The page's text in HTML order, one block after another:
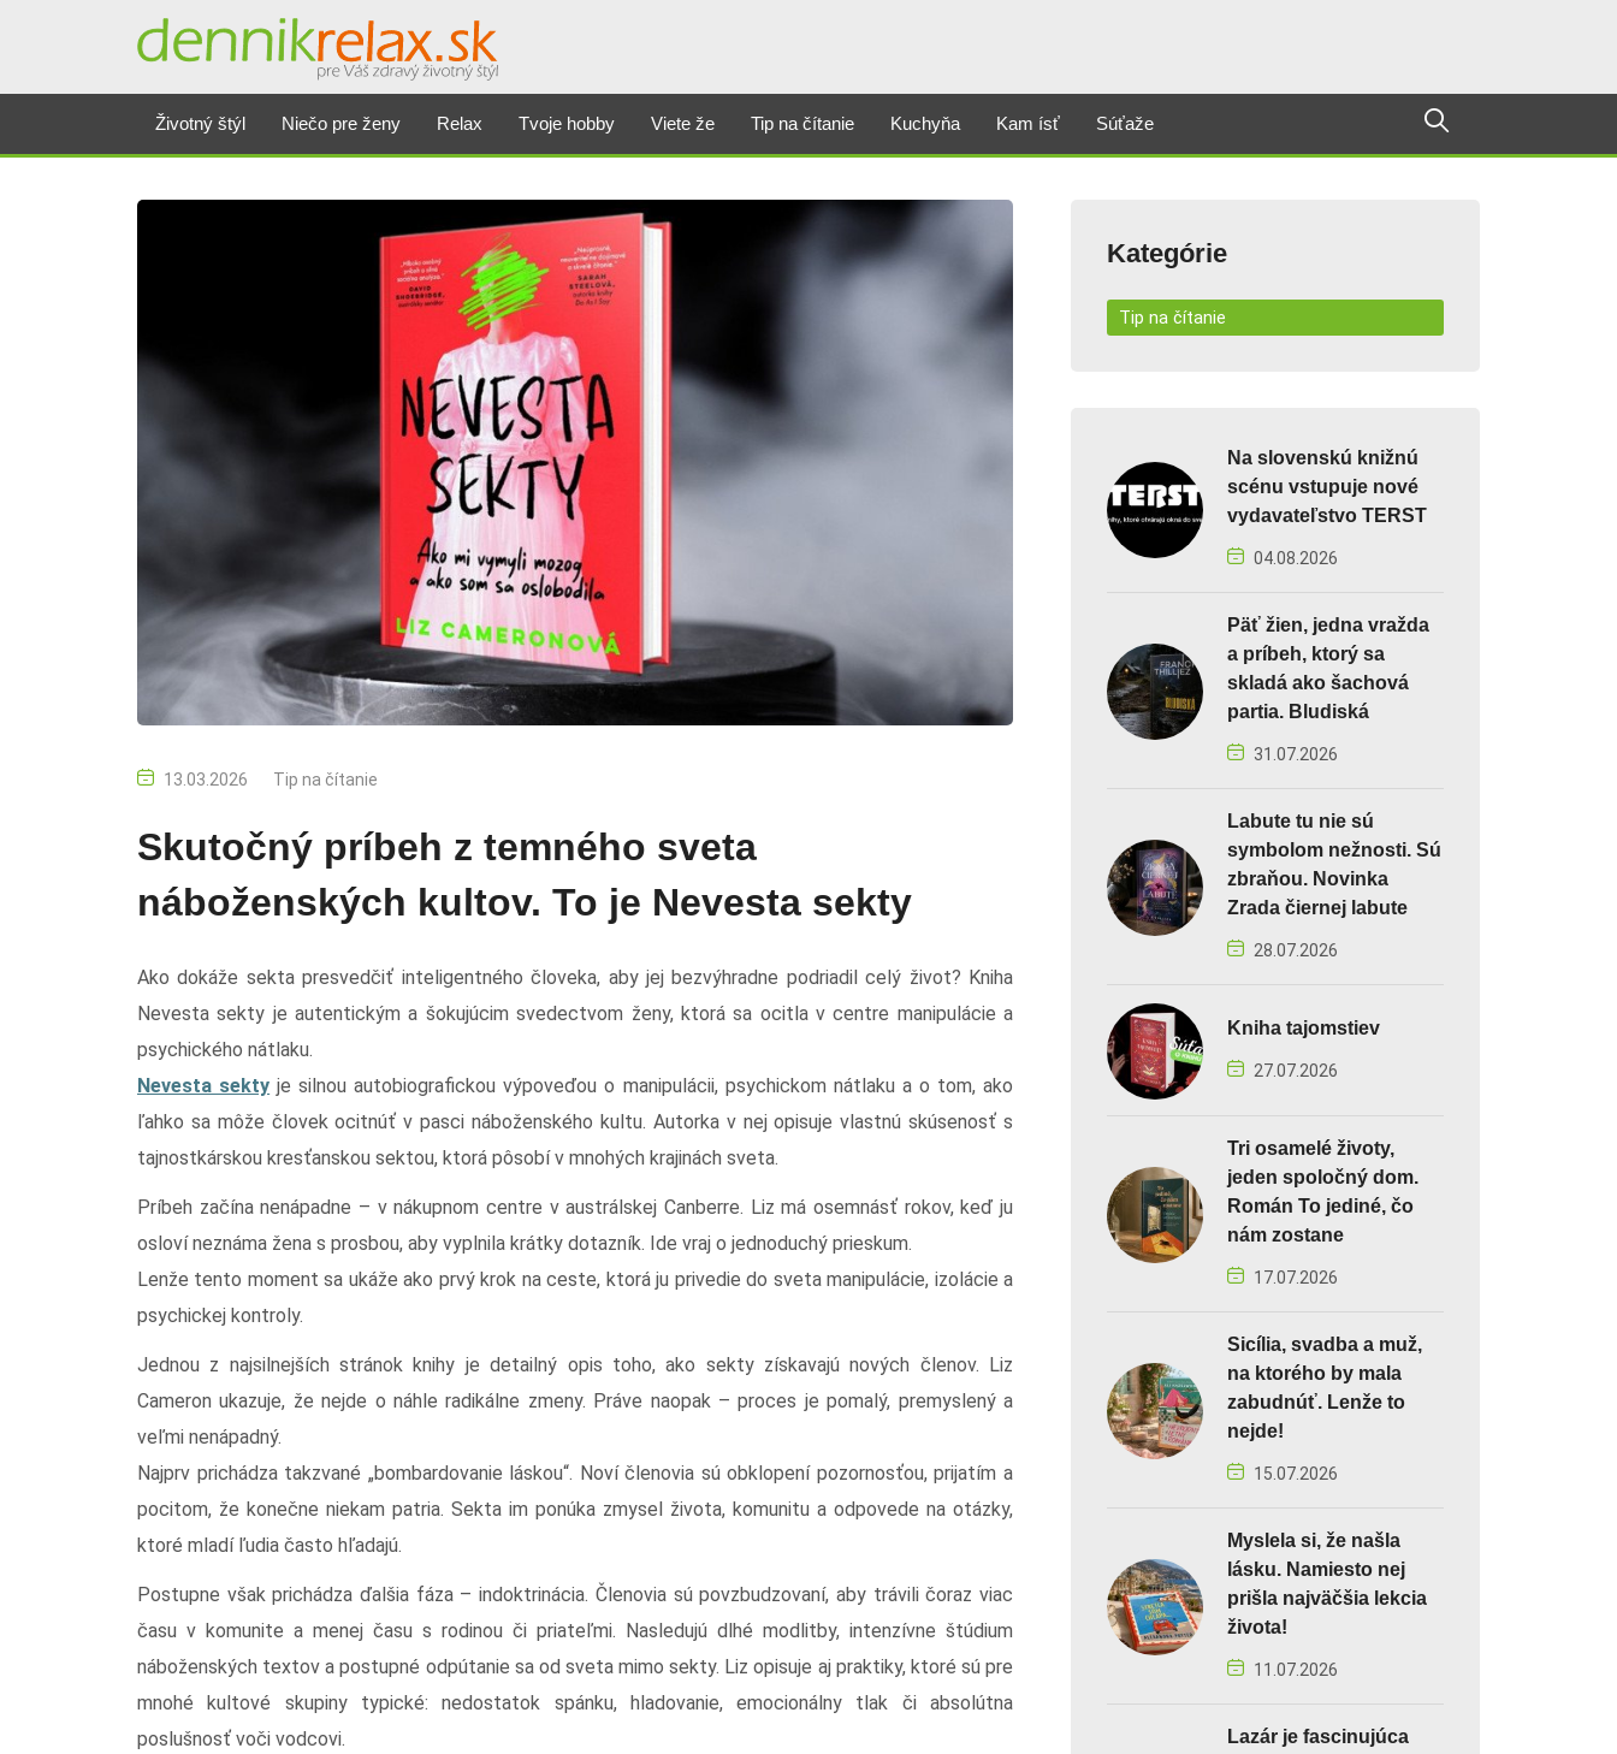
Životný štýl Niečo pre ženy Relax Tvoje hobby Viete že Tip na čítanie Kuchyňa Kam ísť Súťaže
13.03.2026 Tip na čítanie
Skutočný príbeh z temného sveta
náboženských kultov. To je Nevesta sekty
Ako dokáže sekta presvedčiť inteligentného človeka, aby jej bezvýhradne podriadil celý život? Kniha
Nevesta sekty je autentickým a šokujúcim svedectvom ženy, ktorá sa ocitla v centre manipulácie a
psychického nátlaku.
Nevesta sekty je silnou autobiografickou výpoveďou o manipulácii, psychickom nátlaku a o tom, ako
ľahko sa môže človek ocitnúť v pasci náboženského kultu. Autorka v nej opisuje vlastnú skúsenosť s
tajnostkárskou kresťanskou sektou, ktorá pôsobí v mnohých krajinách sveta.
Príbeh začína nenápadne – v nákupnom centre v austrálskej Canberre. Liz má osemnásť rokov, keď ju
osloví neznáma žena s prosbou, aby vyplnila krátky dotazník. Ide vraj o jednoduchý prieskum.
Lenže tento moment sa ukáže ako prvý krok na ceste, ktorá ju privedie do sveta manipulácie, izolácie a
psychickej kontroly.
Jednou z najsilnejších stránok knihy je detailný opis toho, ako sekty získavajú nových členov. Liz
Cameron ukazuje, že nejde o náhle radikálne zmeny. Práve naopak – proces je pomalý, premyslený a
veľmi nenápadný.
Najprv prichádza takzvané „bombardovanie láskou“. Noví členovia sú obklopení pozornosťou, prijatím a
pocitom, že konečne niekam patria. Sekta im ponúka zmysel života, komunitu a odpovede na otázky,
ktoré mladí ľudia často hľadajú.
Postupne však prichádza ďalšia fáza – indoktrinácia. Členovia sú povzbudzovaní, aby trávili čoraz viac
času v komunite a menej času s rodinou či priateľmi. Nasledujú dlhé modlitby, intenzívne štúdium
náboženských textov a postupné odpútanie sa od sveta mimo sekty. Liz opisuje aj praktiky, ktoré sú pre
mnohé kultové skupiny typické: nedostatok spánku, hladovanie, emocionálny tlak či absolútna
poslušnosť voči vodcovi.
Kategórie
Tip na čítanie
Na slovenskú knižnú
scénu vstupuje nové
vydavateľstvo TERST
04.08.2026
Päť žien, jedna vražda
a príbeh, ktorý sa
skladá ako šachová
partia. Bludiská
31.07.2026
Labute tu nie sú
symbolom nežnosti. Sú
zbraňou. Novinka
Zrada čiernej labute
28.07.2026
Kniha tajomstiev
27.07.2026
Tri osamelé životy,
jeden spoločný dom.
Román To jediné, čo
nám zostane
17.07.2026
Sicília, svadba a muž,
na ktorého by mala
zabudnúť. Lenže to
nejde!
15.07.2026
Myslela si, že našla
lásku. Namiesto nej
prišla najväčšia lekcia
života!
11.07.2026
Lazár je fascinujúca